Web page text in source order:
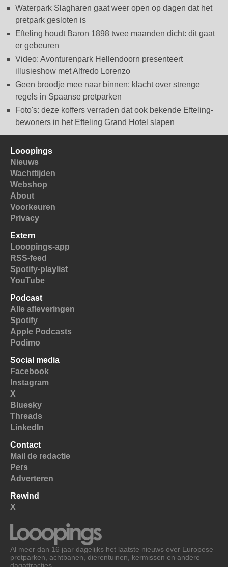
Waterpark Slagharen gaat weer open op dagen dat het
pretpark gesloten is
Efteling houdt Baron 1898 twee maanden dicht: dit gaat
er gebeuren
Video: Avonturenpark Hellendoorn presenteert
illusieshow met Alfredo Lorenzo
Geen broodje mee naar binnen: klacht over strenge
regels in Spaanse pretparken
Foto's: deze koffers verraden dat ook bekende Efteling-
bewoners in het Efteling Grand Hotel slapen
Looopings
Nieuws
Wachttijden
Webshop
About
Voorkeuren
Privacy
Extern
Looopings-app
RSS-feed
Spotify-playlist
YouTube
Podcast
Alle afleveringen
Spotify
Apple Podcasts
Podimo
Social media
Facebook
Instagram
X
Bluesky
Threads
LinkedIn
Contact
Mail de redactie
Pers
Adverteren
Rewind
X
Al meer dan 16 jaar dagelijks het laatste nieuws over Europese
pretparken, achtbanen, dierentuinen, kermissen en andere
dagattracties.